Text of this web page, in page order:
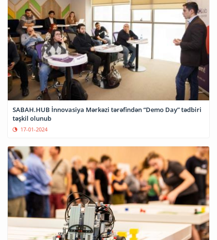
SABAH.HUB İnnovasiya Mərkəzi tərəfindən “Demo Day” tədbiri
təşkil olunub
17-01-2024